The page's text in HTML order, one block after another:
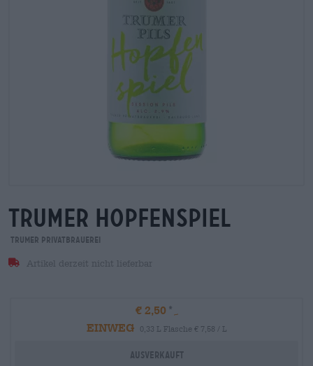
trumer hopfenspiel
Trumer Privatbrauerei
Artikel derzeit nicht lieferbar
€ 2,50
EINWEG
0,33 L Flasche € 7,58 / L
Ausverkauft